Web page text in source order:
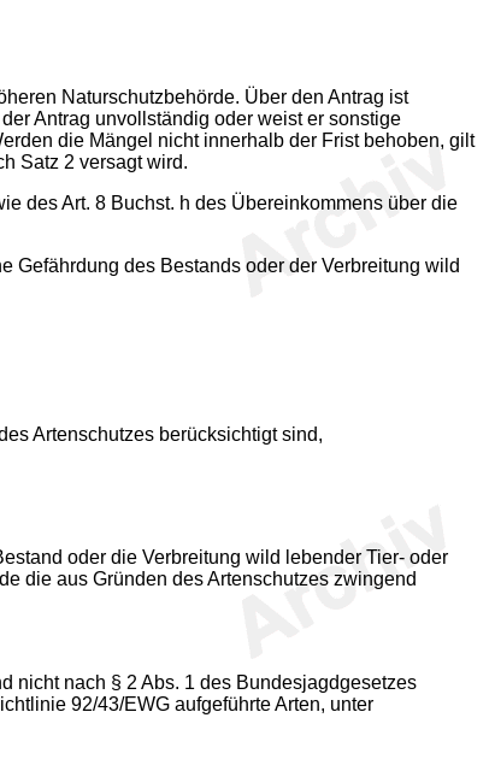
Naturschutzbehörde. Über den Antrag ist
Antrag unvollständig oder weist er sonstige
die Mängel nicht innerhalb der Frist behoben, gilt
Satz 2 versagt wird.
des Art. 8 Buchst. h des Übereinkommens über die
Gefährdung des Bestands oder der Verbreitung wild
Artenschutzes berücksichtigt sind,
oder die Verbreitung wild lebender Tier- oder
die aus Gründen des Artenschutzes zwingend
nicht nach § 2 Abs. 1 des Bundesjagdgesetzes
92/43/EWG aufgeführte Arten, unter